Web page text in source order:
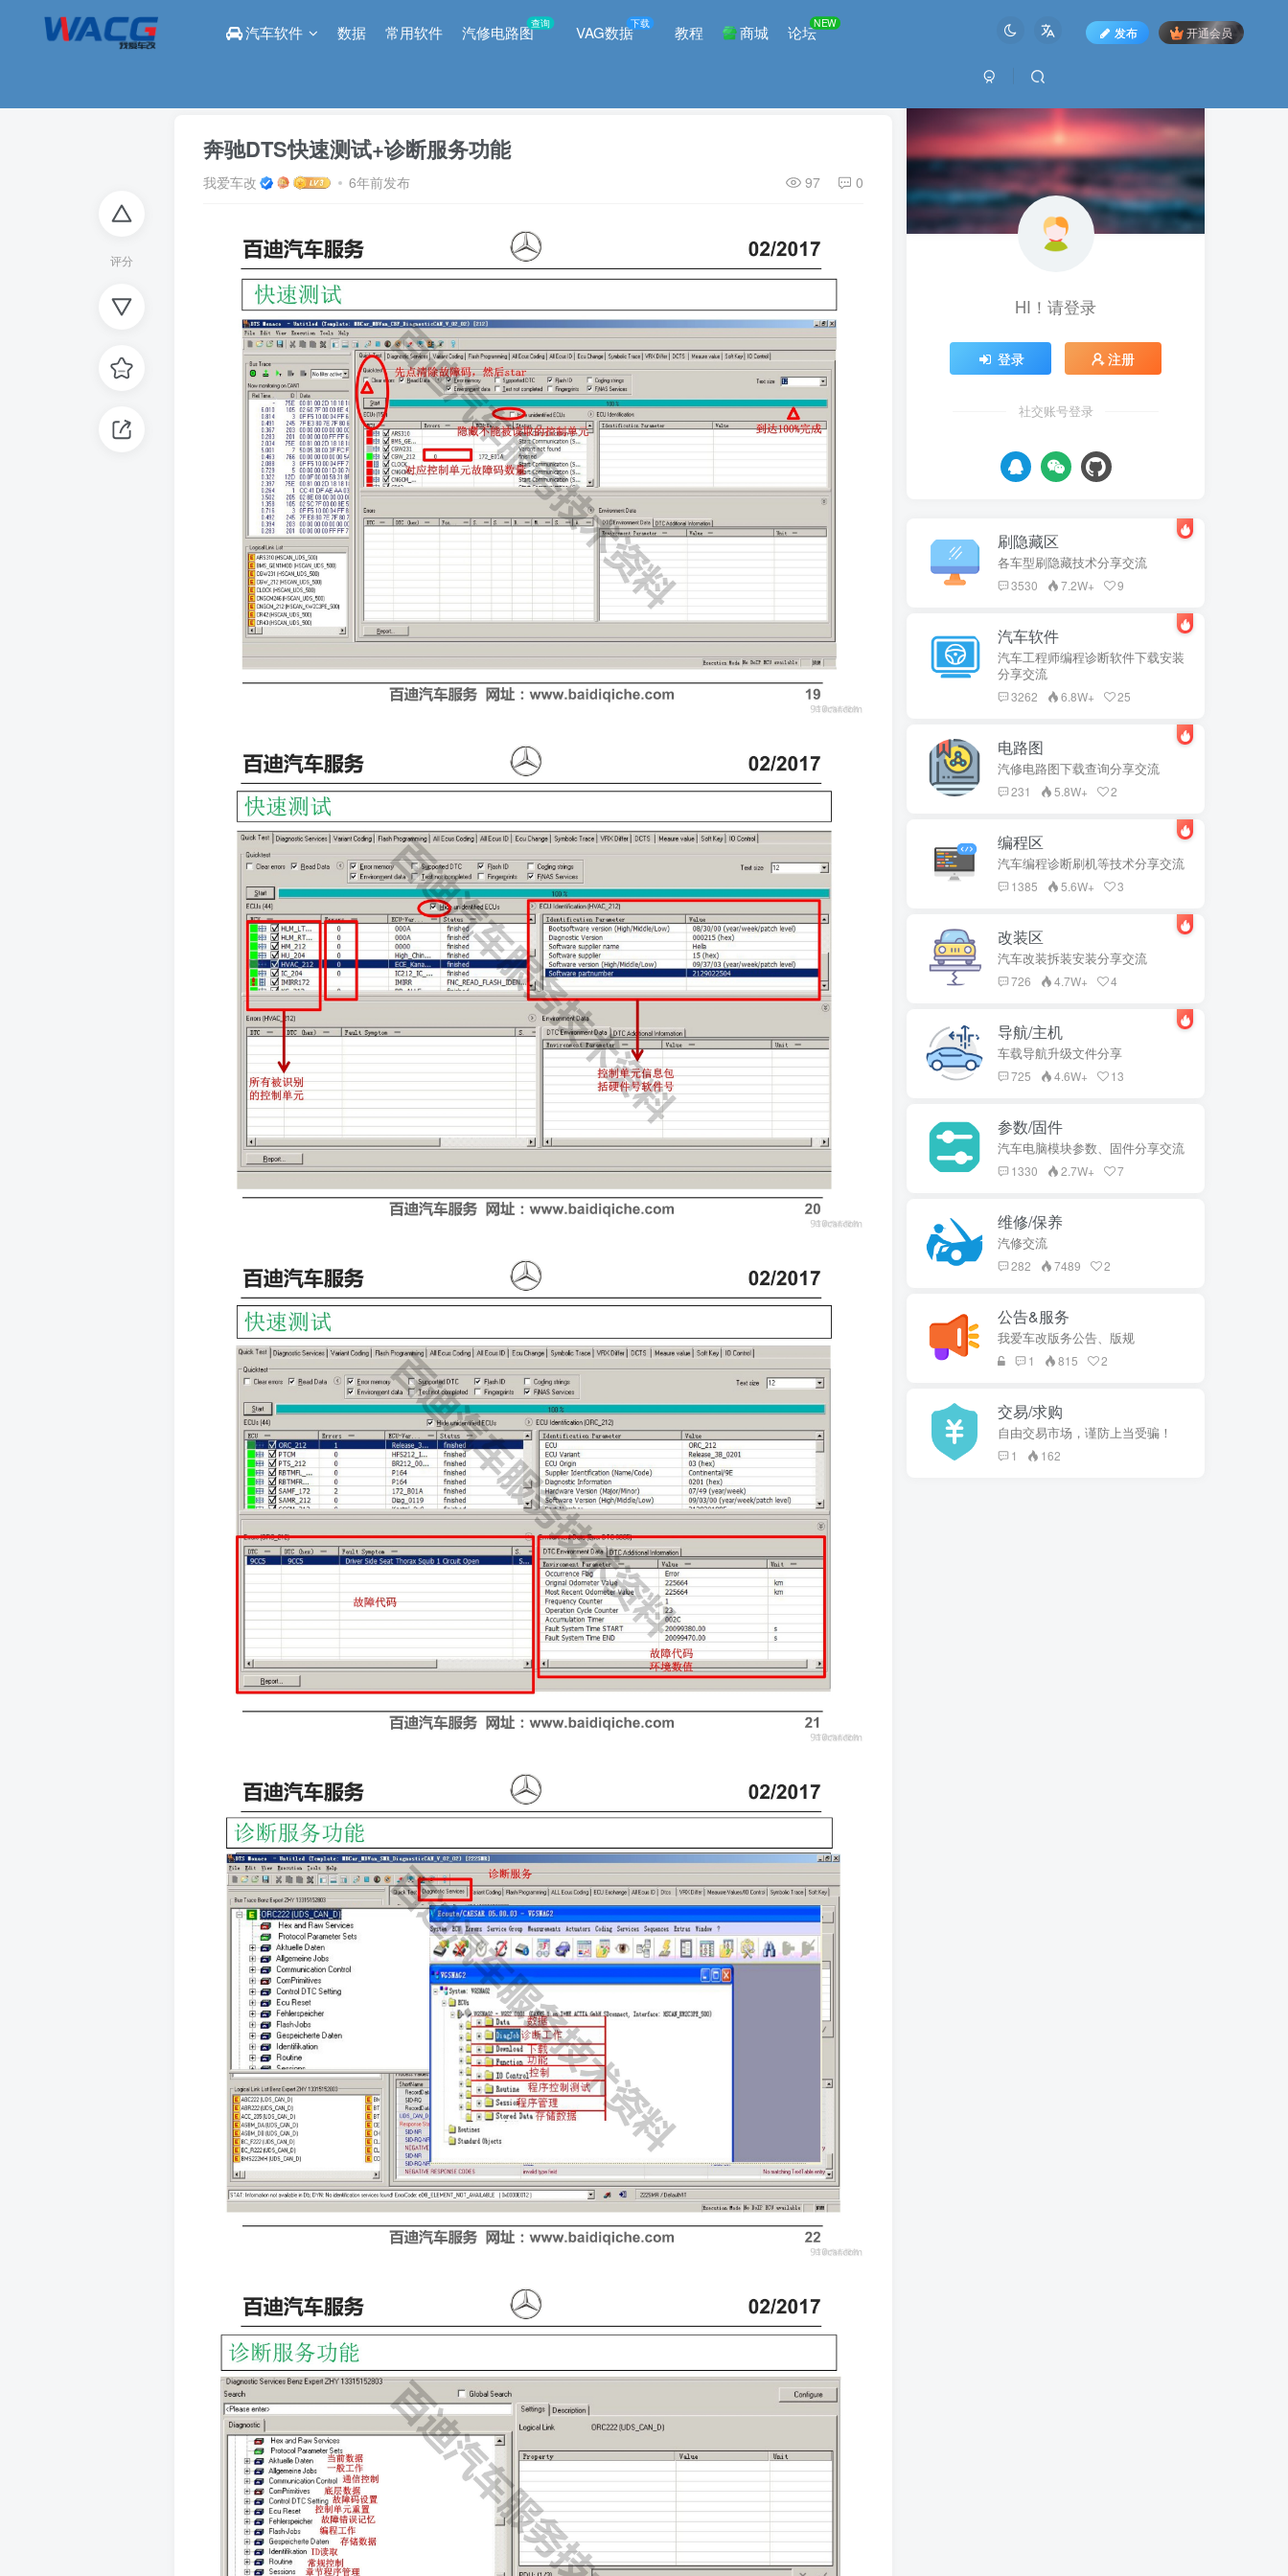
汽车软件 数据 常用软件 汽修电路图查询 VAG数据下载 教程 商城 论坛NEW
发布 开通会员
评分
奔驰DTS快速测试+诊断服务功能
我爱车改 6年前发布 97 0
HI！请登录
登录 注册
社交账号登录
刷隐藏区
各车型刷隐藏技术分享交流
3530 7.2W+ 9
汽车软件
汽车工程师编程诊断软件下载安装
分享交流
3262 6.8W+ 25
电路图
汽修电路图下载查询分享交流
231 5.8W+ 2
编程区
汽车编程诊断刷机等技术分享交流
1385 5.6W+ 3
改装区
汽车改装拆装安装分享交流
726 4.7W+ 4
导航/主机
车载导航升级文件分享
725 4.6W+ 13
参数/固件
汽车电脑模块参数、固件分享交流
1330 2.7W+ 7
维修/保养
汽修交流
282 7489 2
公告&服务
我爱车改版务公告、版规
1 815 2
交易/求购
自由交易市场，谨防上当受骗！
1 162